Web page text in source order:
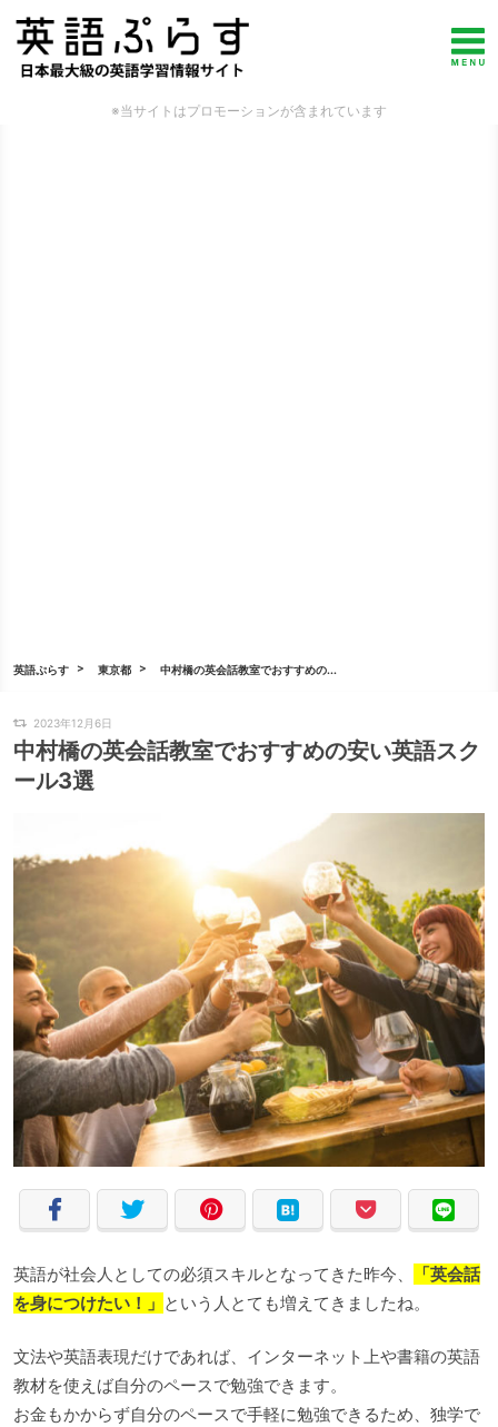
※当サイトはプロモーションが含まれています
英語ぷらす 東京都 中村橋の英会話教室でおすすめの...
2023年12月6日
中村橋の英会話教室でおすすめの安い英語スク
ール3選
英語が社会人としての必須スキルとなってきた昨今、
「英会話
を身につけたい！」 という人とても増えてきましたね。
文法や英語表現だけであれば、インターネット上や書籍の英語
教材を使えば自分のペースで勉強できます。
お金もかからず自分のペースで手軽に勉強できるため、独学で